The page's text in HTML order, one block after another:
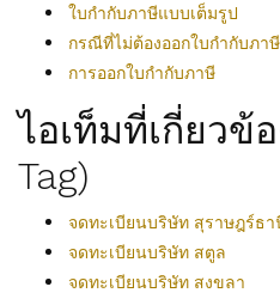
ใบกำกับภาษีแบบเต็มรูป
กรณีที่ไม่ต้องออกใบกำกับภาษี
การออกใบกำกับภาษี
ไอเท็มที่เกี่ยวข้
Tag)
จดทะเบียนบริษัท สุราษฎร์ธ
จดทะเบียนบริษัท สตูล
จดทะเบียนบริษัท สงขลา